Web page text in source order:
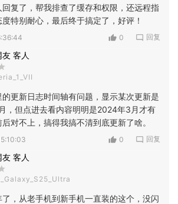
复了，帮我排查了缓存和权限，还远程指
特别耐心，最后终于搞定了，好评！
0 回复
客人
的更新日志时间轴有问题，显示某次更新是
，但点进去看内容明明是2024年3月才有
对不上，搞得我搞不清到底更新了啥。
0 回复
客人
了，从老手机到新手机一直装的这个，没闪